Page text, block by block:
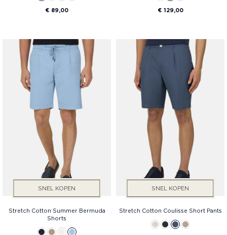
€ 89,00 € 129,00
SNEL KOPEN
Stretch Cotton Summer Bermuda
Shorts
SNEL KOPEN
Stretch Cotton Coulisse Short Pants